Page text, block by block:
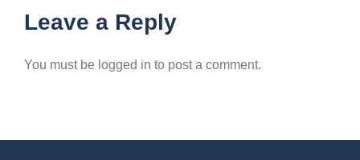
Leave a Reply
You must be logged in to post a comment.